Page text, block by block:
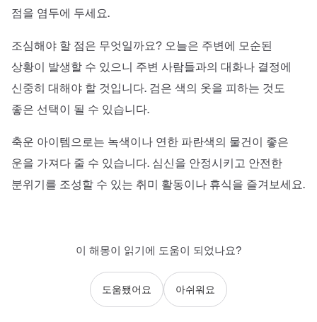
점을 염두에 두세요.
조심해야 할 점은 무엇일까요? 오늘은 주변에 모순된
상황이 발생할 수 있으니 주변 사람들과의 대화나 결정에
신중히 대해야 할 것입니다. 검은 색의 옷을 피하는 것도
좋은 선택이 될 수 있습니다.
축운 아이템으로는 녹색이나 연한 파란색의 물건이 좋은
운을 가져다 줄 수 있습니다. 심신을 안정시키고 안전한
분위기를 조성할 수 있는 취미 활동이나 휴식을 즐겨보세요.
이 해몽이 읽기에 도움이 되었나요?
도움됐어요 아쉬워요